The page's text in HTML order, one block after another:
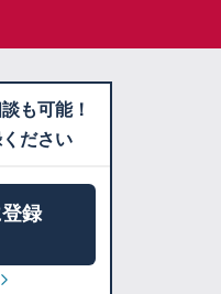
も可能！
ださい
録